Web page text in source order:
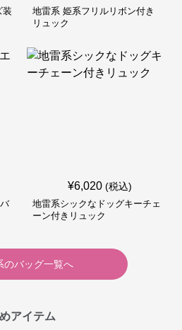
装
地雷系 姫系フリルリボン付き
リュック
¥6,020 (税込)
地雷系シックなドッグキーチェ
ーン付きリュック
のバッグ一覧へ
アイテム